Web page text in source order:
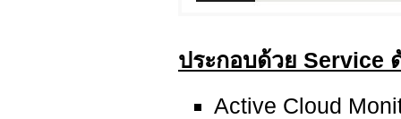
ประกอบด้วย Service
Active Cloud